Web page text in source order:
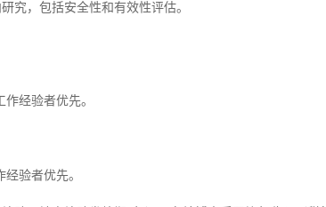
究，包括安全性和有效性评估。
经验者优先。
验者优先。